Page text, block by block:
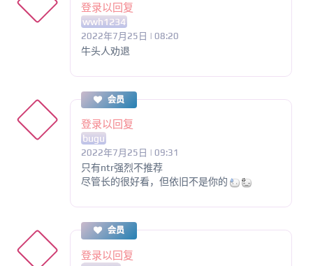
登录以回复
wwh1234
2022年7月25日 | 08:20
牛头人劝退
会员
登录以回复
bugu
2022年7月25日 | 09:31
只有ntr强烈不推荐
尽管长的很好看，但依旧不是你的
会员
登录以回复